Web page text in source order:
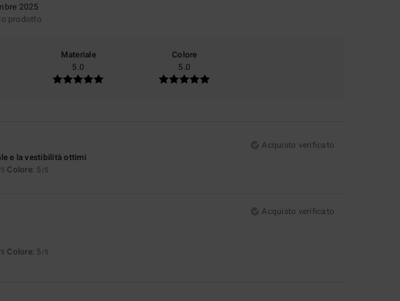
2025
prodotto
Materiale
5.0
Colore
5.0
Acquisto verificato
e la vestibilità ottimi
Colore: 5 /5
Acquisto verificato
Colore: 5 /5